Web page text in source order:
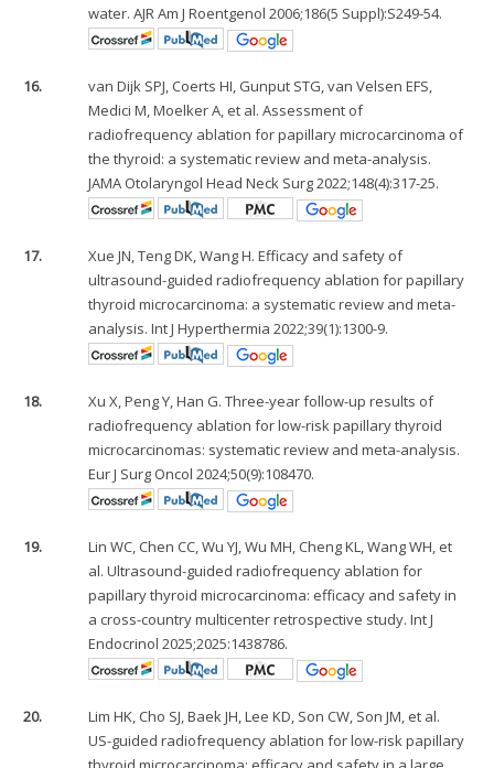
water. AJR Am J Roentgenol 2006;186(5 Suppl):S249-54.
16.
van Dijk SPJ, Coerts HI, Gunput STG, van Velsen EFS,
Medici M, Moelker A, et al. Assessment of
radiofrequency ablation for papillary microcarcinoma of
the thyroid: a systematic review and meta-analysis.
JAMA Otolaryngol Head Neck Surg 2022;148(4):317-25.
17.
Xue JN, Teng DK, Wang H. Efficacy and safety of
ultrasound-guided radiofrequency ablation for papillary
thyroid microcarcinoma: a systematic review and meta-
analysis. Int J Hyperthermia 2022;39(1):1300-9.
18.
Xu X, Peng Y, Han G. Three-year follow-up results of
radiofrequency ablation for low-risk papillary thyroid
microcarcinomas: systematic review and meta-analysis.
Eur J Surg Oncol 2024;50(9):108470.
19.
Lin WC, Chen CC, Wu YJ, Wu MH, Cheng KL, Wang WH, et
al. Ultrasound-guided radiofrequency ablation for
papillary thyroid microcarcinoma: efficacy and safety in
a cross-country multicenter retrospective study. Int J
Endocrinol 2025;2025:1438786.
20.
Lim HK, Cho SJ, Baek JH, Lee KD, Son CW, Son JM, et al.
US-guided radiofrequency ablation for low-risk papillary